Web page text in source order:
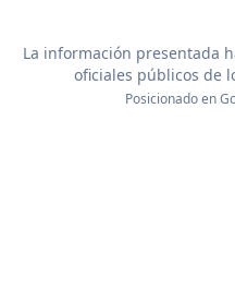
La información presentada
oficiales públicos de
Posicionado en